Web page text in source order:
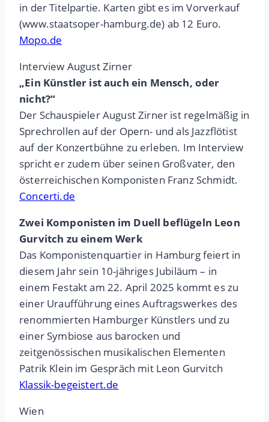
in der Titelpartie. Karten gibt es im Vorverkauf
(www.staatsoper-hamburg.de) ab 12 Euro.
Mopo.de
Interview August Zirner
„Ein Künstler ist auch ein Mensch, oder
nicht?“
Der Schauspieler August Zirner ist regelmäßig in
Sprechrollen auf der Opern- und als Jazzflötist
auf der Konzertbühne zu erleben. Im Interview
spricht er zudem über seinen Großvater, den
österreichischen Komponisten Franz Schmidt.
Concerti.de
Zwei Komponisten im Duell beflügeln Leon
Gurvitch zu einem Werk
Das Komponistenquartier in Hamburg feiert in
diesem Jahr sein 10-jähriges Jubiläum – in
einem Festakt am 22. April 2025 kommt es zu
einer Uraufführung eines Auftragswerkes des
renommierten Hamburger Künstlers und zu
einer Symbiose aus barocken und
zeitgenössischen musikalischen Elementen
Patrik Klein im Gespräch mit Leon Gurvitch
Klassik-begeistert.de
Wien